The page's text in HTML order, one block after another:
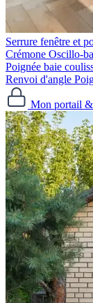
Serrure fenêtre et
Crémone Oscillo-
Poignée baie
Renvoi d'angle
Mon portail